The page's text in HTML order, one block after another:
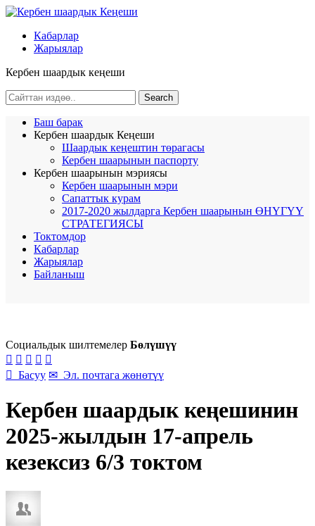
Кабарлар
Жарыялар
Кербен шаардык кеңеши
Баш барак
Кербен шаардык Кеңеши
Шаардык кеңештин төрагасы
Кербен шаарынын паспорту
Кербен шаарынын мэриясы
Кербен шаарынын мэри
Сапаттык курам
2017-2020 жылдарга Кербен шаарынын ӨНҮГҮҮ
СТРАТЕГИЯСЫ
Токтомдор
Кабарлар
Жарыялар
Байланыш
Социальдык шилтемелер Бөлүшүү
    
 Басуу ✉ Эл. почтага жөнөтүү
Кербен шаардык кеңешинин
2025-жылдын 17-апрель
кезексиз 6/3 токтом